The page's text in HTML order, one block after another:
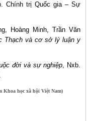
Chính trị Quốc gia – Sự
Hoàng Minh, Trần Văn
Thạch và cơ sở lý luận y
đời và sự nghiệp, Nxb.
Khoa học xã hội Việt Nam)